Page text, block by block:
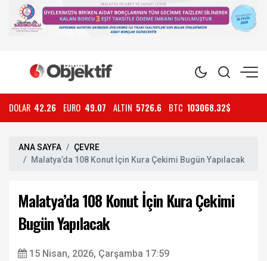
DOLAR 42.26 EURO 49.07 ALTIN 5726.6 BTC 103068.32$
ANA SAYFA
ÇEVRE
Malatya’da 108 Konut İçin Kura Çekimi Bugün Yapılacak
Malatya’da 108 Konut İçin Kura Çekimi
Bugün Yapılacak
15 Nisan, 2026, Çarşamba 17:59